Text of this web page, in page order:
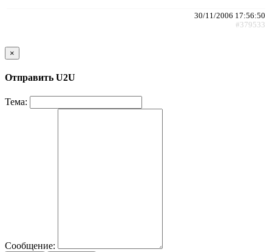
30/11/2006 17:56:50
#379533
×
Отправить U2U
Тема:
Сообщение: